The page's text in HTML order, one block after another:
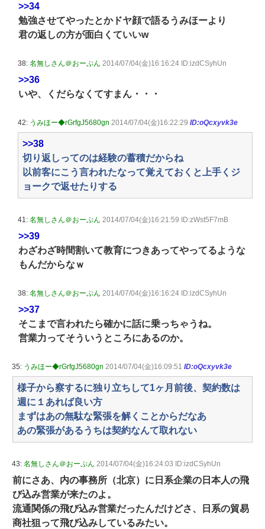
>>34
勉強させてやったとかドヤ顔で語るうみほーより
君の返しの方が面白くていいw
38: 名無しさん＠おーぷん 2014/07/04(金)16:16:24 ID:izdCSyhUn
>>36
いや、くだらなくてすまん・・・
42: うみほー◆rGrfgJ5680gn 2014/07/04(金)16:22:29 ID:oQcxyvk3e
>>38
切り返しってのは経験の蓄積だからね
以前客にこう言われたなって覚えておくと上手くジ
ョークで返せたりする
41: 名無しさん＠おーぷん 2014/07/04(金)16:21:59 ID:zWst5F7mB
>>39
わざわざ時間割いて教育につきあってやってるような
もんだからなｗ
38: 名無しさん＠おーぷん 2014/07/04(金)16:16:24 ID:izdCSyhUn
>>37
そこまで言われたら確かに話に乗っちゃうね。
営業力ってそういうところにあるのか。
35: うみほー◆rGrfgJ5680gn 2014/07/04(金)16:09:51 ID:oQcxyvk3e
様子から察するに独り立ちして1ヶ月前後、契約数は
週に１あれば良い方
まずはあの無駄な緊張を解くことからだなあ
あの緊張があるうちは契約なんて取れない
43: 名無しさん＠おーぷん 2014/07/04(金)16:24:03 ID:izdCSyhUn
前にさあ、内の事務所（北京）に日系企業の日本人の飛
び込み営業が来たのよ。
流通関係の飛び込み営業だったんだけどさ、日系の貿易
商社狙って飛び込みしているみたい。